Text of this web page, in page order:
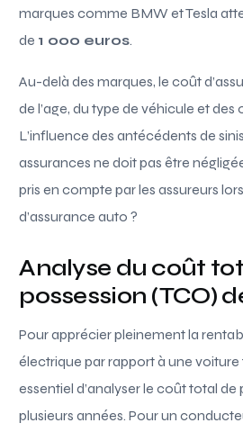
marques comme BMW et Tesla
de 1 000 euros.
Au-delà des marques, le coût
de l’age, du type de véhicule et des
L’influence des antécédents de
assurances ne doit pas être
pris en compte par les assureurs
d’assurance auto ?
Analyse du coût
possession (TCO)
Pour apprécier pleinement la
électrique par rapport à une voiture
essentiel d’analyser le coût total de
plusieurs années. Pour un